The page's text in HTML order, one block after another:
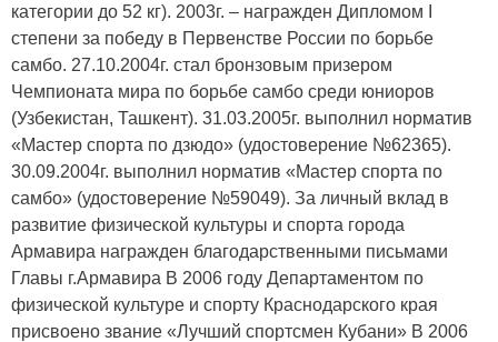
категории до 52 кг). 2003г. – награжден Дипломом I
степени за победу в Первенстве России по борьбе
самбо. 27.10.2004г. стал бронзовым призером
Чемпионата мира по борьбе самбо среди юниоров
(Узбекистан, Ташкент). 31.03.2005г. выполнил норматив
«Мастер спорта по дзюдо» (удостоверение №62365).
30.09.2004г. выполнил норматив «Мастер спорта по
самбо» (удостоверение №59049). За личный вклад в
развитие физической культуры и спорта города
Армавира награжден благодарственными письмами
Главы г.Армавира В 2006 году Департаментом по
физической культуре и спорту Краснодарского края
присвоено звание «Лучший спортсмен Кубани» В 2006